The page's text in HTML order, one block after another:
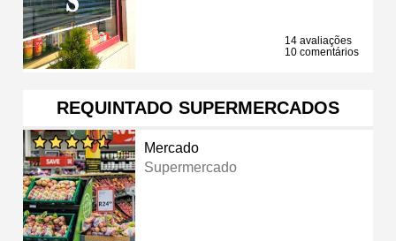
14 avaliações
10 comentários
REQUINTADO SUPERMERCADOS
Mercado
Supermercado